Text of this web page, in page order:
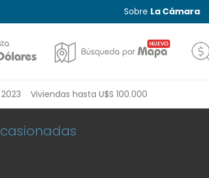
Sobre La Cámara
Viviendas hasta U$S 100.000